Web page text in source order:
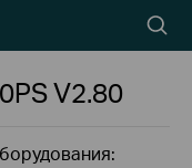
icon
V2.80